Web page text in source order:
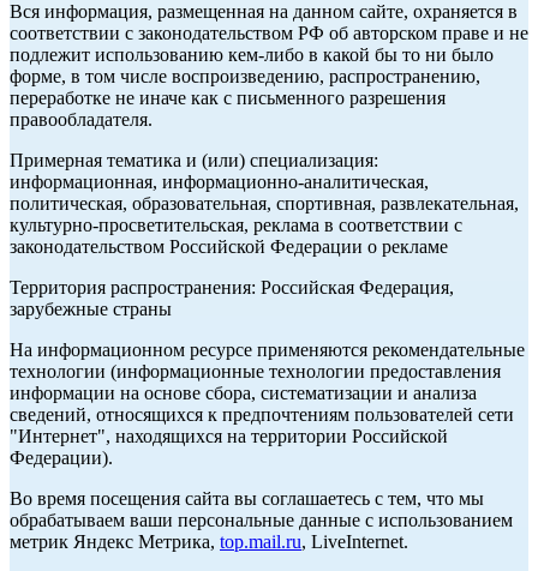
Вся информация, размещенная на данном сайте, охраняется в
соответствии с законодательством РФ об авторском праве и не
подлежит использованию кем-либо в какой бы то ни было
форме, в том числе воспроизведению, распространению,
переработке не иначе как с письменного разрешения
правообладателя.
Примерная тематика и (или) специализация:
информационная, информационно-аналитическая,
политическая, образовательная, спортивная, развлекательная,
культурно-просветительская, реклама в соответствии с
законодательством Российской Федерации о рекламе
Территория распространения: Российская Федерация,
зарубежные страны
На информационном ресурсе применяются рекомендательные
технологии (информационные технологии предоставления
информации на основе сбора, систематизации и анализа
сведений, относящихся к предпочтениям пользователей сети
"Интернет", находящихся на территории Российской
Федерации).
Во время посещения сайта вы соглашаетесь с тем, что мы
обрабатываем ваши персональные данные с использованием
метрик Яндекс Метрика, top.mail.ru, LiveInternet.